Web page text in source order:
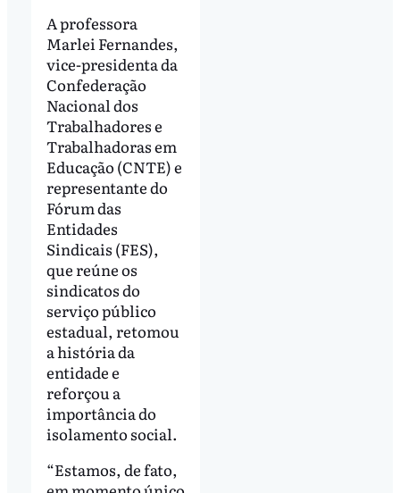
A professora
Marlei Fernandes,
vice-presidenta da
Confederação
Nacional dos
Trabalhadores e
Trabalhadoras em
Educação (CNTE) e
representante do
Fórum das
Entidades
Sindicais (FES),
que reúne os
sindicatos do
serviço público
estadual, retomou
a história da
entidade e
reforçou a
importância do
isolamento social.
“Estamos, de fato,